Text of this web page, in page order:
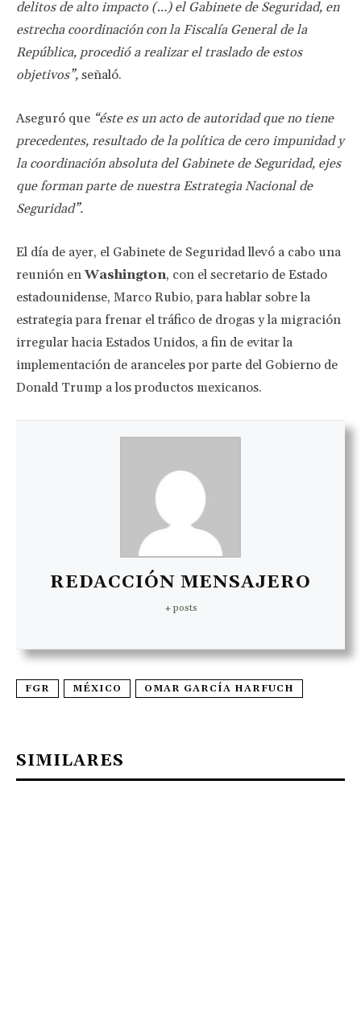
delitos de alto impacto (…) el Gabinete de Seguridad, en
estrecha coordinación con la Fiscalía General de la
República, procedió a realizar el traslado de estos
objetivos”, señaló.
Aseguró que “éste es un acto de autoridad que no tiene
precedentes, resultado de la política de cero impunidad y
la coordinación absoluta del Gabinete de Seguridad, ejes
que forman parte de nuestra Estrategia Nacional de
Seguridad”.
El día de ayer, el Gabinete de Seguridad llevó a cabo una
reunión en Washington, con el secretario de Estado
estadounidense, Marco Rubio, para hablar sobre la
estrategia para frenar el tráfico de drogas y la migración
irregular hacia Estados Unidos, a fin de evitar la
implementación de aranceles por parte del Gobierno de
Donald Trump a los productos mexicanos.
REDACCIÓN MENSAJERO
+ posts
FGR MÉXICO OMAR GARCÍA HARFUCH
SIMILARES